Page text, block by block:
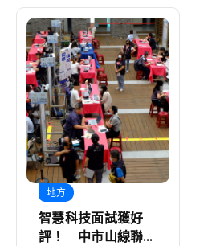
地方
智慧科技面試獲好
評！ 中市山線聯合